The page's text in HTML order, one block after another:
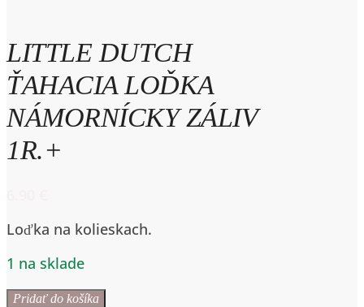
LITTLE DUTCH
ŤAHACIA LOĎKA
NÁMORNÍCKY ZÁLIV
1R.+
Loďka na kolieskach.
1 na sklade
množstvo
Pridať do košíka